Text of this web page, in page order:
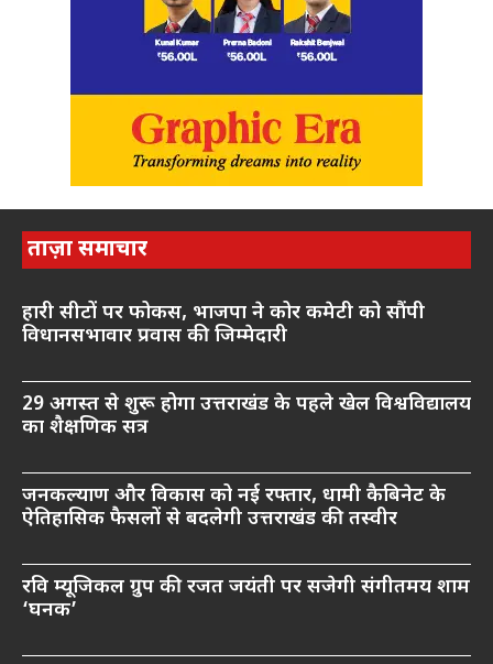
ताज़ा समाचार
हारी सीटों पर फोकस, भाजपा ने कोर कमेटी को सौंपी
विधानसभावार प्रवास की जिम्मेदारी
29 अगस्त से शुरू होगा उत्तराखंड के पहले खेल विश्वविद्यालय
का शैक्षणिक सत्र
जनकल्याण और विकास को नई रफ्तार, धामी कैबिनेट के
ऐतिहासिक फैसलों से बदलेगी उत्तराखंड की तस्वीर
रवि म्यूजिकल ग्रुप की रजत जयंती पर सजेगी संगीतमय शाम
‘घनक’